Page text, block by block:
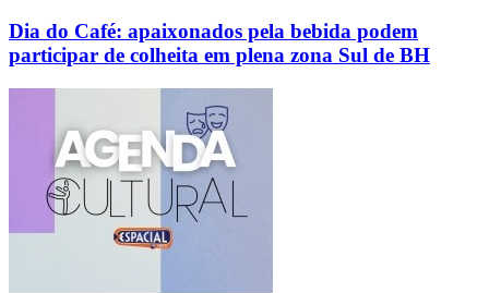
Dia do Café: apaixonados pela bebida podem
participar de colheita em plena zona Sul de BH